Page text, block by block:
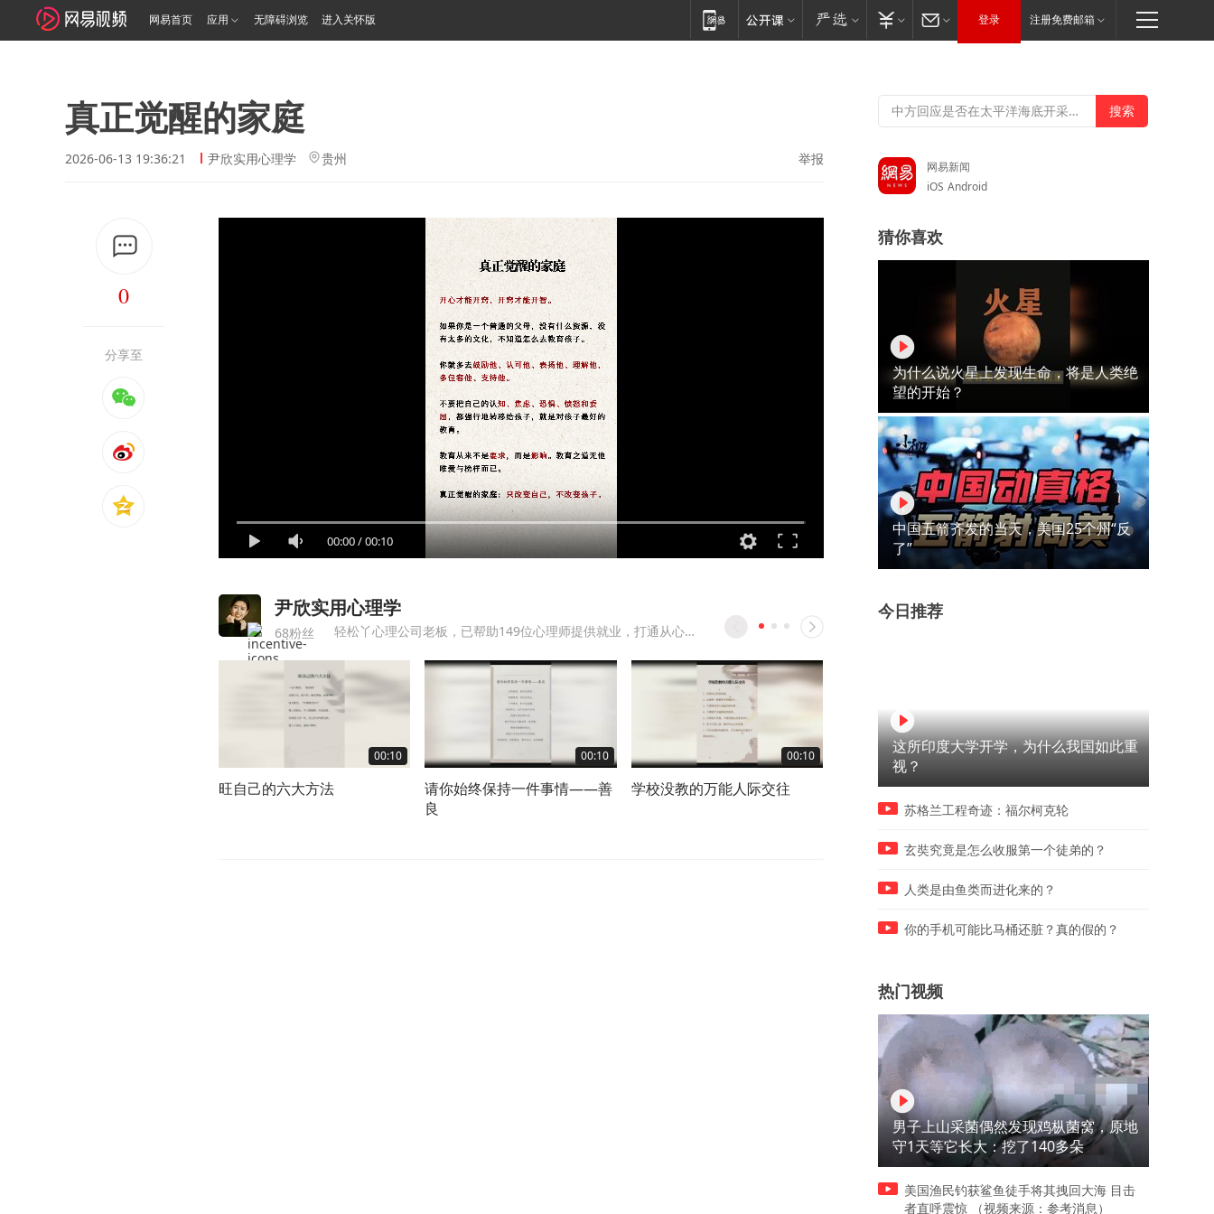
网易首页 应用 无障碍浏览 进入关怀版 登录 注册免费邮箱
真正觉醒的家庭
2026-06-13 19:36:21 尹欣实用心理学 贵州 举报
0
分享至
00:00/00:10
尹欣实用心理学
68粉丝 轻松丫心理公司老板，已帮助149位心理师提供就业，打通从心理师培养到变现闭环
00:10
旺自己的六大方法
00:10
请你始终保持一件事情——善
良
00:10
学校没教的万能人际交往
00:48
修利之他心财富悄悄回流向你 学习是为了改变
网易新闻
iOS Android
猜你喜欢
为什么说火星上发现生命，将是人类绝
望的开始？
中国五箭齐发的当天，美国25个州“反
了”
今日推荐
这所印度大学开学，为什么我国如此重
视？
苏格兰工程奇迹：福尔柯克轮
玄奘究竟是怎么收服第一个徒弟的？
人类是由鱼类而进化来的？
你的手机可能比马桶还脏？真的假的？
热门视频
男子上山采菌偶然发现鸡枞菌窝，原地
守1天等它长大：挖了140多朵
美国渔民钓获鲨鱼徒手将其拽回大海 目击
者直呼震惊 （视频来源：参考消息）